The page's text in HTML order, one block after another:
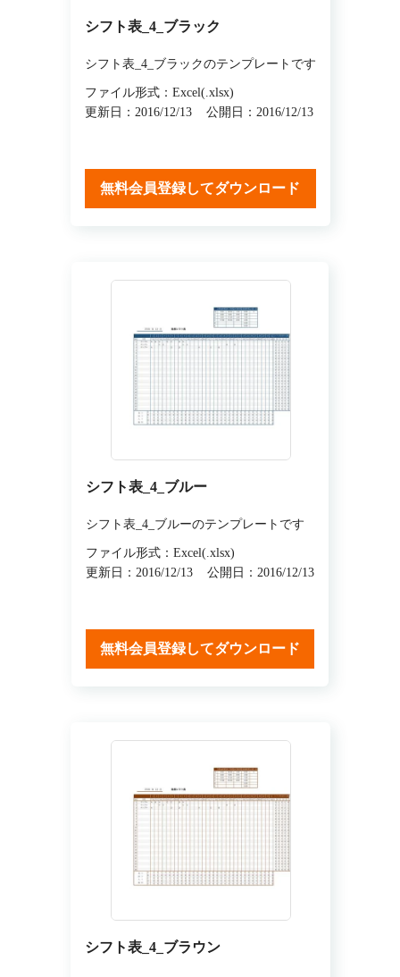
シフト表_4_ブラック
シフト表_4_ブラックのテンプレートです
ファイル形式：Excel(.xlsx)
更新日：2016/12/13
公開日：2016/12/13
無料会員登録してダウンロード
シフト表_4_ブルー
シフト表_4_ブルーのテンプレートです
ファイル形式：Excel(.xlsx)
更新日：2016/12/13
公開日：2016/12/13
無料会員登録してダウンロード
シフト表_4_ブラウン